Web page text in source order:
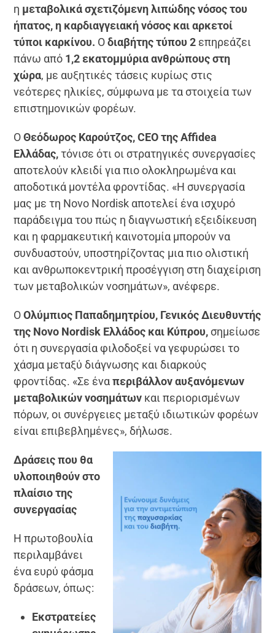
η μεταβολικά σχετιζόμενη λιπώδης νόσος του
ήπατος, η καρδιαγγειακή νόσος και αρκετοί
τύποι καρκίνου. Οδιαβήτης τύπου 2 επηρεάζει
πάνω από 1,2 εκατομμύρια ανθρώπους στη
χώρα, με αυξητικές τάσεις κυρίως στις
νεότερες ηλικίες, σύμφωνα με τα στοιχεία των
επιστημονικών φορέων.
ΟΘεόδωρος Καρούτζος, CEO της Affidea
Ελλάδας,τόνισε ότι οι στρατηγικές συνεργασίες
αποτελούν κλειδί για πιο ολοκληρωμένα και
αποδοτικά μοντέλα φροντίδας. «Η συνεργασία
μας με τη Novo Nordisk αποτελεί ένα ισχυρό
παράδειγμα του πώς η διαγνωστική εξειδίκευση
και η φαρμακευτική καινοτομία μπορούν να
συνδυαστούν, υποστηρίζοντας μια πιο ολιστική
και ανθρωποκεντρική προσέγγιση στη διαχείριση
των μεταβολικών νοσημάτων», ανέφερε.
ΟΟλύμπιος Παπαδημητρίου, Γενικός Διευθυντής
της Novo Nordisk Ελλάδος και Κύπρου, σημείωσε
ότι η συνεργασία φιλοδοξεί να γεφυρώσει το
χάσμα μεταξύ διάγνωσης και διαρκούς
φροντίδας. «Σε έναπεριβάλλον αυξανόμενων
μεταβολικών νοσημάτων και περιορισμένων
πόρων, οι συνέργειες μεταξύ ιδιωτικών φορέων
είναι επιβεβλημένες», δήλωσε.
Δράσεις που θα
υλοποιηθούν στο
πλαίσιο της
συνεργασίας
Η πρωτοβουλία
περιλαμβάνει
ένα ευρύ φάσμα
δράσεων, όπως:
Εκστρατείες